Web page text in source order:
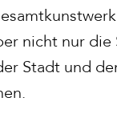
nicht nur
Stadt und